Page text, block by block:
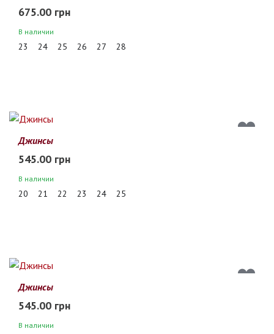
675.00 грн
В наличии
23 24 25 26 27 28
Джинсы
545.00 грн
В наличии
20 21 22 23 24 25
Джинсы
545.00 грн
В наличии